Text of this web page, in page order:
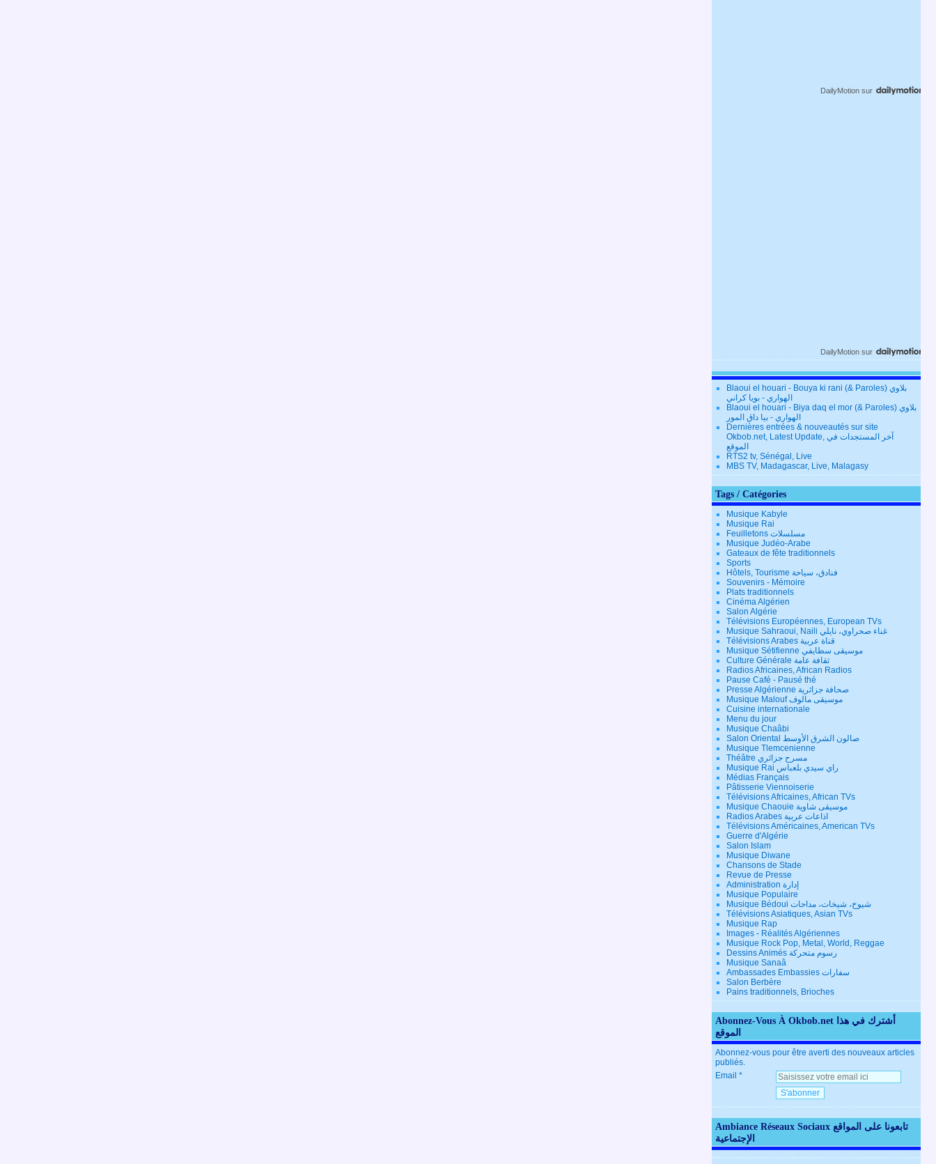
DailyMotion sur
DailyMotion sur
Blaoui el houari - Bouya ki rani (& Paroles) بلاوي
الهواري - بويا كراني
Blaoui el houari - Biya daq el mor (& Paroles) بلاوي
الهواري - بيا داق المور
Dernières entrées & nouveautés sur site
Okbob.net, Latest Update, آخر المستجدات في
الموقع
RTS2 tv, Sénégal, Live
MBS TV, Madagascar, Live, Malagasy
Tags / Catégories
Musique Kabyle
Musique Rai
Feuilletons مسلسلات
Musique Judéo-Arabe
Gateaux de fête traditionnels
Sports
Hôtels, Tourisme فنادق، سياحة
Souvenirs - Mémoire
Plats traditionnels
Cinéma Algérien
Salon Algérie
Télévisions Européennes, European TVs
Musique Sahraoui, Naili غناء صحراوي، نايلي
Télévisions Arabes قناة عربية
Musique Sétifienne موسيقى سطايفي
Culture Générale ثقافة عامة
Radios Africaines, African Radios
Pause Café - Pausé thé
Presse Algérienne صحافة جزائرية
Musique Malouf موسيقى مالوف
Cuisine internationale
Menu du jour
Musique Chaâbi
Salon Oriental صالون الشرق الأوسط
Musique Tlemcenienne
Théâtre مسرح جزائري
Musique Rai راي سيدي بلعباس
Médias Français
Pâtisserie Viennoiserie
Télévisions Africaines, African TVs
Musique Chaouie موسيقى شاوية
Radios Arabes اذاعات عربية
Télévisions Américaines, American TVs
Guerre d'Algérie
Salon Islam
Musique Diwane
Chansons de Stade
Revue de Presse
Administration إدارة
Musique Populaire
Musique Bédoui شيوخ، شيخات، مداحات
Télévisions Asiatiques, Asian TVs
Musique Rap
Images - Réalités Algériennes
Musique Rock Pop, Metal, World, Reggae
Dessins Animés رسوم متحركة
Musique Sanaâ
Ambassades Embassies سفارات
Salon Berbère
Pains traditionnels, Brioches
Abonnez-Vous À Okbob.net أشترك في هذا
الموقع
Abonnez-vous pour être averti des nouveaux articles
publiés.
Email
Ambiance Réseaux Sociaux تابعونا على المواقع
الإجتماعية